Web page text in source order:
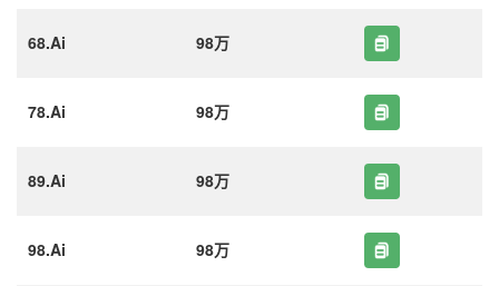
68.Ai 98万
78.Ai 98万
89.Ai 98万
98.Ai 98万